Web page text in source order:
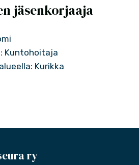
jäsenkorjaaja
Kuntohoitaja
Kurikka
ry